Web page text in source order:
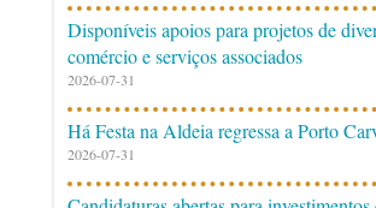
Disponíveis apoios para projetos de
comércio e serviços associados
2026-07-31
Há Festa na Aldeia regressa a Porto
2026-07-31